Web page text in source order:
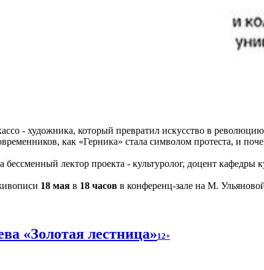
- художника, который превратил искусство в
как «Герника» стала символом протеста, и
бессменный лектор проекта - культуролог, доцент
18 мая в 18 часов в конференц-зале на М.
«Золотая лестница»12+